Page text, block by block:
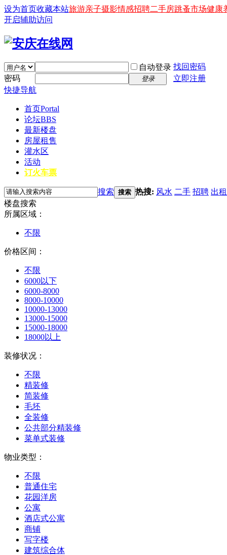
设为首页收藏本站旅游亲子摄影情感招聘二手房跳蚤市场健康
开启辅助访问
自动登录 找回密码
密码
登录
立即注册
快捷导航
首页Portal
论坛BBS
最新楼盘
房屋租售
灌水区
活动
订火车票
搜索 搜索 热搜: 风水 二手 招聘 出租
楼盘搜索
所属区域：
不限
价格区间：
不限
6000以下
6000-8000
8000-10000
10000-13000
13000-15000
15000-18000
18000以上
装修状况：
不限
精装修
简装修
毛坯
全装修
公共部分精装修
菜单式装修
物业类型：
不限
普通住宅
花园洋房
公寓
酒店式公寓
商铺
写字楼
建筑综合体